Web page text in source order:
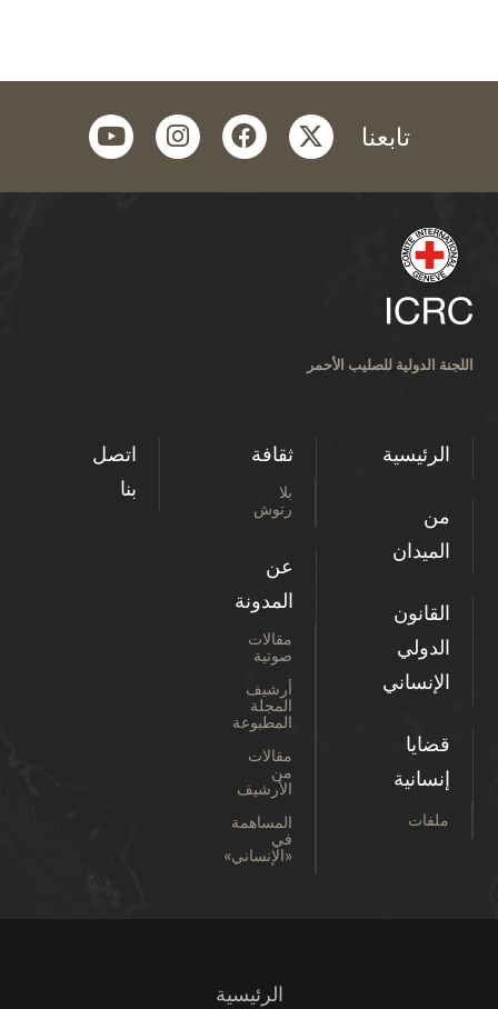
تابعنا twitter
facebook
instagram
youtube
اللجنة الدولية للصليب الأحمر
الرئيسية
من
الميدان
القانون
الدولي
الإنساني
قضايا
إنسانية
ملفات
ثقافة
بلا
رتوش
عن
المدونة
مقالات
صوتية
أرشيف
المجلة
المطبوعة
مقالات
من
الأرشيف
المساهمة
في
«الإنساني»
اتصل
بنا
الرئيسية